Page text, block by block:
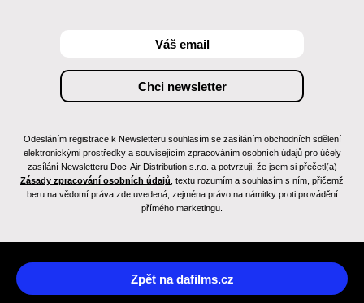
Odesláním registrace k Newsletteru souhlasím se zasíláním obchodních sdělení
elektronickými prostředky a souvisejícím zpracováním osobních údajů pro účely
zasílání Newsletteru Doc-Air Distribution s.r.o. a potvrzuji, že jsem si přečetl(a)
Zásady zpracování osobních údajů , textu rozumím a souhlasím s ním, přičemž
beru na vědomí práva zde uvedená, zejména právo na námitky proti provádění
přímého marketingu.
Zpět na dafilms.cz